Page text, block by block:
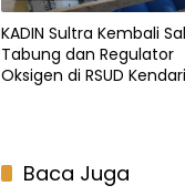
KADIN Sultra Kembali
Tabung dan Regulator
Oksigen di RSUD Kendari
Baca Juga